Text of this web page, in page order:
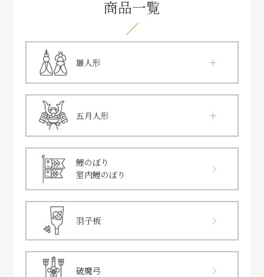
商品一覧
雛人形
五月人形
鯉のぼり
室内鯉のぼり
羽子板
破魔弓